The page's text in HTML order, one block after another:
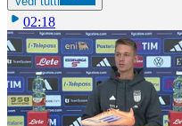
02:18